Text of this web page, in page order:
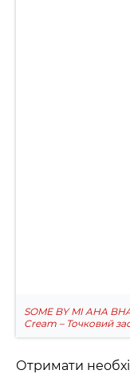
SOME BY MI AHA
Cream – Точковий
Отримати